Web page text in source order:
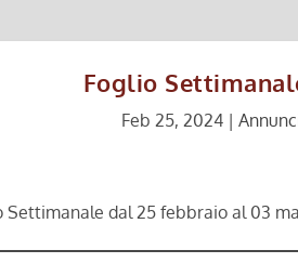
Foglio
Feb 25, 2024 |
Settimanale dal 25 febbraio al 03